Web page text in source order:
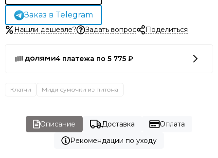
Заказ в Telegram
Нашли дешевле? Задать вопрос Поделиться
4 платежа по 5 775 ₽
Клатчи Миди сумочки из питона
Описание Доставка
Оплата
Рекомендации по уходу